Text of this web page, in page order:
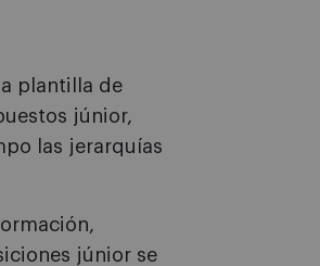
plantilla de
júnior,
las jerarquías
júnior se